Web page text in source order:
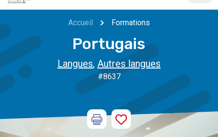
Accueil Formations
Portugais
Langues, Autres langues
#8637